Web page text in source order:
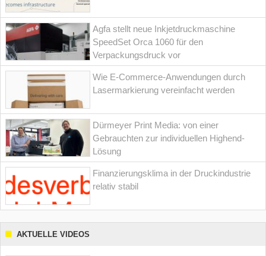
Agfa stellt neue Inkjetdruckmaschine
SpeedSet Orca 1060 für den
Verpackungsdruck vor
Wie E-Commerce-Anwendungen durch
Lasermarkierung vereinfacht werden
Dürmeyer Print Media: von einer
Gebrauchten zur individuellen Highend-
Lösung
Finanzierungsklima in der Druckindustrie
relativ stabil
AKTUELLE VIDEOS